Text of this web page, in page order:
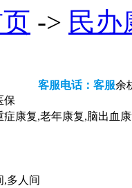
-> 民办
客服电话：客服余
保
症康复,老年康复,脑出血
,多人间